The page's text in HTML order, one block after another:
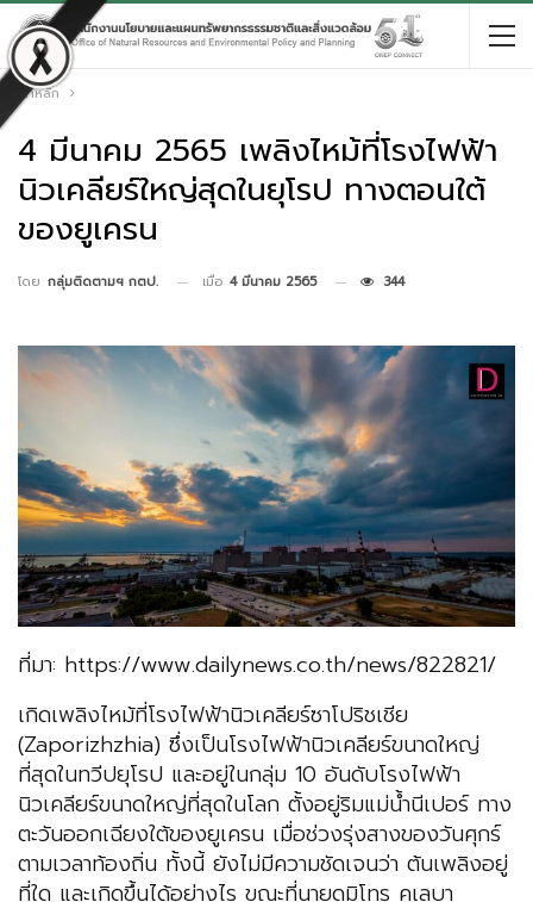
หน้าหลัก
4 มีนาคม 2565 เพลิงไหม้ที่โรงไฟฟ้า
นิวเคลียร์ใหญ่สุดในยุโรป ทางตอนใต้
ของยูเครน
โดย กลุ่มติดตามฯ กตป. เมื่อ 4 มีนาคม 2565 344
ที่มา: https://www.dailynews.co.th/news/822821/
เกิดเพลิงไหม้ที่โรงไฟฟ้านิวเคลียร์ซาโปริชเชีย
(Zaporizhzhia) ซึ่งเป็นโรงไฟฟ้านิวเคลียร์ขนาดใหญ่
ที่สุดในทวีปยุโรป และอยู่ในกลุ่ม 10 อันดับโรงไฟฟ้า
นิวเคลียร์ขนาดใหญ่ที่สุดในโลก ตั้งอยู่ริมแม่น้ำนีเปอร์ ทาง
ตะวันออกเฉียงใต้ของยูเครน เมื่อช่วงรุ่งสางของวันศุกร์
ตามเวลาท้องถิ่น ทั้งนี้ ยังไม่มีความชัดเจนว่า ต้นเพลิงอยู่
ที่ใด และเกิดขึ้นได้อย่างไร ขณะที่นายดมิโทร คูเลบา